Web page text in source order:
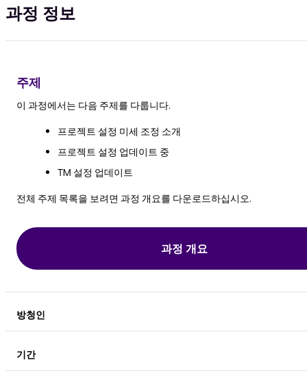
과정 정보
주제
이 과정에서는 다음 주제를 다룹니다.
프로젝트 설정 미세 조정 소개
프로젝트 설정 업데이트 중
TM 설정 업데이트
전체 주제 목록을 보려면 과정 개요를 다운로드하십시오.
과정 개요
방청인
기간